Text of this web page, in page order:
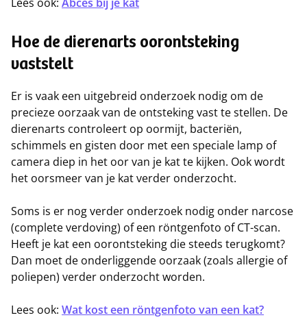
Hoe de dierenarts oorontsteking
vaststelt
Er is vaak een uitgebreid onderzoek nodig om de
precieze oorzaak van de ontsteking vast te stellen. De
dierenarts controleert op oormijt, bacteriën,
schimmels en gisten door met een speciale lamp of
camera diep in het oor van je kat te kijken. Ook wordt
het oorsmeer van je kat verder onderzocht.
Soms is er nog verder onderzoek nodig onder narcose
(complete verdoving) of een röntgenfoto of CT-scan.
Heeft je kat een oorontsteking die steeds terugkomt?
Dan moet de onderliggende oorzaak (zoals allergie of
poliepen) verder onderzocht worden.
Lees ook: Wat kost een röntgenfoto van een kat?